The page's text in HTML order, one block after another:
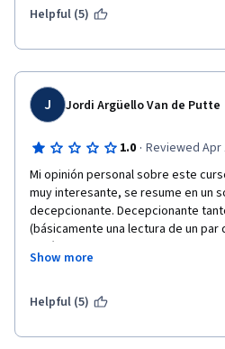
excesivamente básica. También
6 o 7 artículos de apoyo.
Helpful (5)
J Jordi Argüello Van de Putte
1.0 · Reviewed Apr
Mi opinión personal sobre este
muy interesante, se resume en un
decepcionante. Decepcionante
(básicamente una lectura de un
Retórica y un tutorial simplista de
dirigido a alumnos de 12 años)
despertar interés en el alumnado le
Show more
Helpful (5)